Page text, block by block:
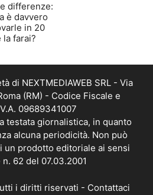
differenze:
è davvero
in 20
la farai?
di NEXTMEDIAWEB SRL - Via
(RM) - Codice Fiscale e
09689341007
testata giornalistica, in quanto
alcuna periodicità. Non può
un prodotto editoriale ai sensi
62 del 07.03.2001
i diritti riservati - Contattaci